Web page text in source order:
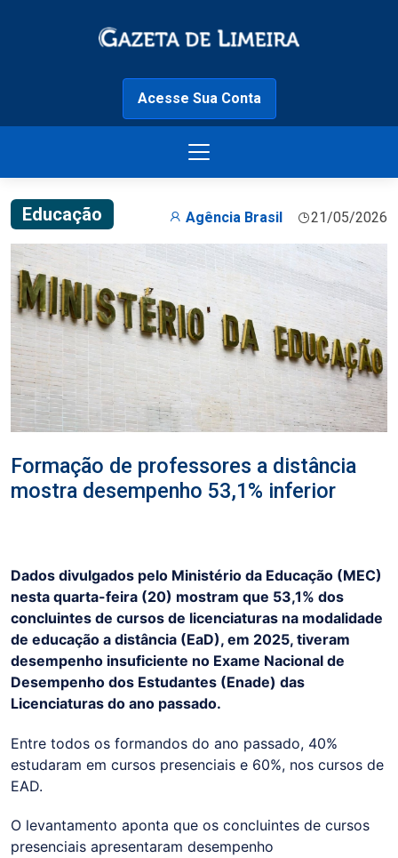
Acesse Sua Conta
Educação Agência Brasil 21/05/2026
Formação de professores a distância
mostra desempenho 53,1% inferior
Dados divulgados pelo Ministério da Educação (MEC)
nesta quarta-feira (20) mostram que 53,1% dos
concluintes de cursos de licenciaturas na modalidade
de educação a distância (EaD), em 2025, tiveram
desempenho insuficiente no Exame Nacional de
Desempenho dos Estudantes (Enade) das
Licenciaturas do ano passado.
Entre todos os formandos do ano passado, 40%
estudaram em cursos presenciais e 60%, nos cursos de
EAD.
O levantamento aponta que os concluintes de cursos
presenciais apresentaram desempenho